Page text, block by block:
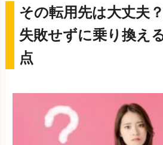
その転用先は大丈夫
失敗せずに乗り換え
点